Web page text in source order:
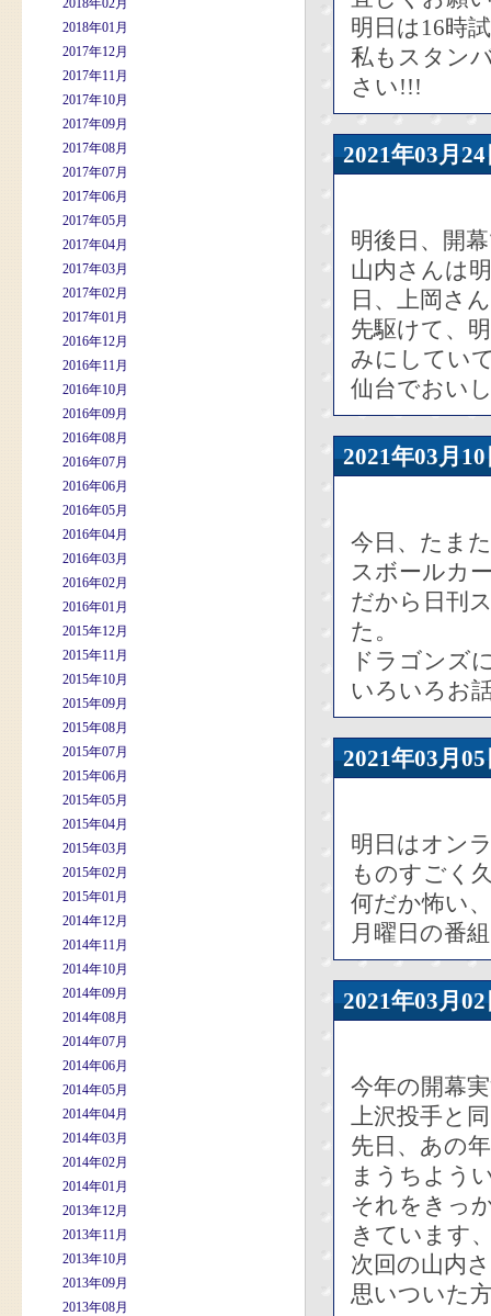
2018年02月
2018年01月
2017年12月
2017年11月
2017年10月
2017年09月
2017年08月
2017年07月
2017年06月
2017年05月
2017年04月
2017年03月
2017年02月
2017年01月
2016年12月
2016年11月
2016年10月
2016年09月
2016年08月
2016年07月
2016年06月
2016年05月
2016年04月
2016年03月
2016年02月
2016年01月
2015年12月
2015年11月
2015年10月
2015年09月
2015年08月
2015年07月
2015年06月
2015年05月
2015年04月
2015年03月
2015年02月
2015年01月
2014年12月
2014年11月
2014年10月
2014年09月
2014年08月
2014年07月
2014年06月
2014年05月
2014年04月
2014年03月
2014年02月
2014年01月
2013年12月
2013年11月
2013年10月
2013年09月
2013年08月
明日は16時
私もスタン
さい!!!
2021年03
明後日、開
山内さんは
日、上岡さ
先駆けて、
みにしてい
仙台でおい
2021年03
今日、たま
スボールカ
だから日刊
た。
ドラゴンズ
いろいろお
2021年03
明日はオン
ものすごく
何だか怖い
月曜日の番
2021年03
今年の開幕
上沢投手と
先日、あの
まうちよう
それをきっ
きています
次回の山内
思いついた